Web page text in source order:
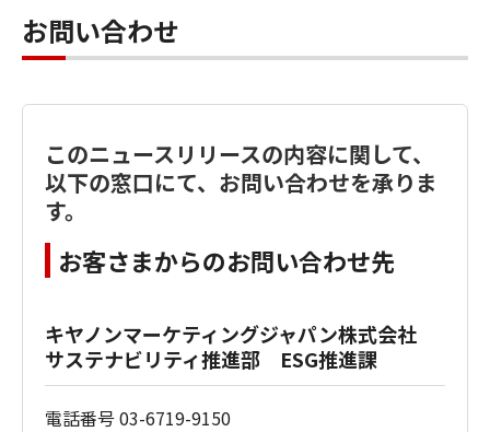
お問い合わせ
このニュースリリースの内容に関して、
以下の窓口にて、お問い合わせを承りま
す。
お客さまからのお問い合わせ先
キヤノンマーケティングジャパン株式会社
サステナビリティ推進部 ESG推進課
電話番号 03-6719-9150